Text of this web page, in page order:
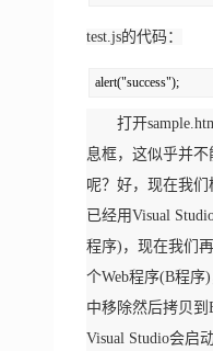
test.js的代码：
alert("success");
打开
息框，这似乎并
呢？好，现在我
已经用Visual
程序)，现在我们
个Web程序(B程序
中移除然后拷贝到
Visual Studio会启